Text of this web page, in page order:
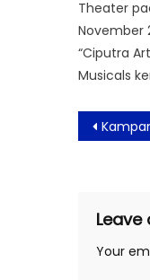
Theater
November
“Ciputra
Musicals
Post
Kampanye Benecol
Leave
Your